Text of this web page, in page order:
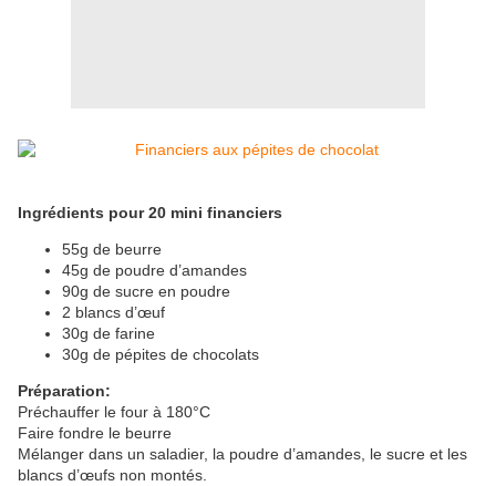
Ingrédients pour 20 mini financiers
55g de beurre
45g de poudre d’amandes
90g de sucre en poudre
2 blancs d’œuf
30g de farine
30g de pépites de chocolats
Préparation:
Préchauffer le four à 180°C
Faire fondre le beurre
Mélanger dans un saladier, la poudre d’amandes, le sucre et les
blancs d’œufs non montés.